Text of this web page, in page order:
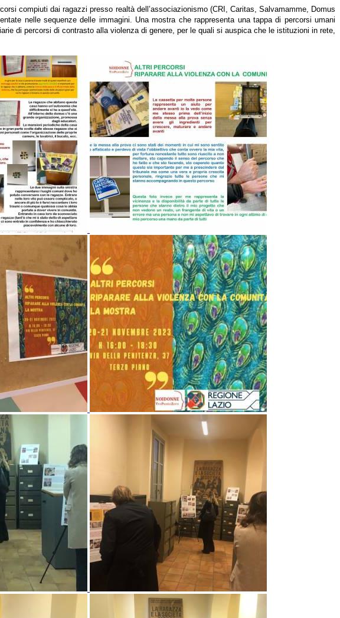
compiuti dai ragazzi presso realtà dell’associazionismo (CRI, Caritas, Salvamamme, Domus
nelle sequenze delle immagini. Una mostra che rappresenta una tappa di percorsi umani
di percorsi di contrasto alla violenza di genere, per le quali si auspica che le istituzioni in rete,